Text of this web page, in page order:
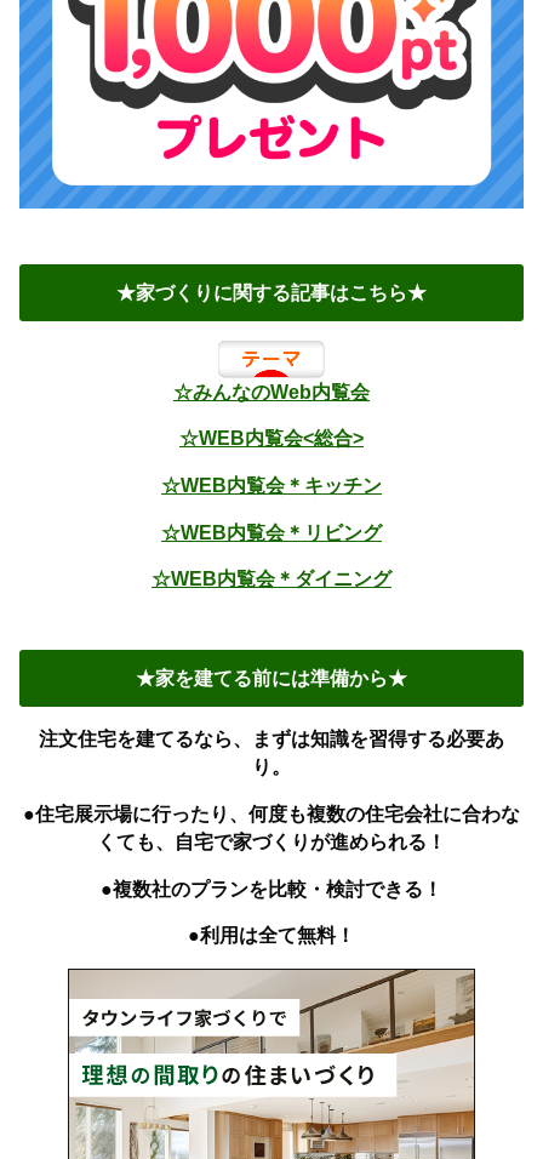
★家づくりに関する記事はこちら★
☆みんなのWeb内覧会
☆WEB内覧会<総合>
☆WEB内覧会＊キッチン
☆WEB内覧会＊リビング
☆WEB内覧会＊ダイニング
★家を建てる前には準備から★
注文住宅を建てるなら、まずは知識を習得する必要あ
り。
●住宅展示場に行ったり、何度も複数の住宅会社に合わな
くても、自宅で家づくりが進められる！
●複数社のプランを比較・検討できる！
●利用は全て無料！